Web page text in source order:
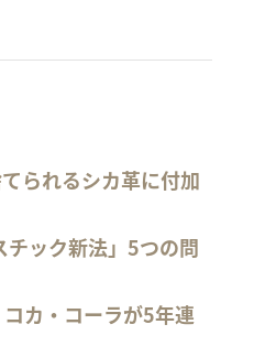
られるシカ革に付加
ック新法」5つの問
カ・コーラが5年連